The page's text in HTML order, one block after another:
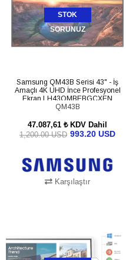
STOK
SORUNUZ
Samsung QM43B Serisi 43" - İş
Amaçlı 4K UHD İnce Profesyonel
Ekran LH43QMBEBGCXEN
QM43B
47.087,61 ₺ KDV Dahil
993.20 USD
1,200.00 USD
Karşılaştır